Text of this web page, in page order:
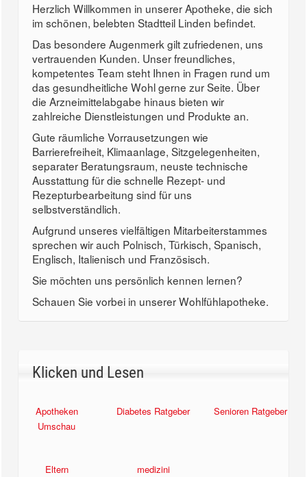
Herzlich Willkommen in unserer Apotheke, die sich
im schönen, belebten Stadtteil Linden befindet.
Das besondere Augenmerk gilt zufriedenen, uns
vertrauenden Kunden. Unser freundliches,
kompetentes Team steht Ihnen in Fragen rund um
das gesundheitliche Wohl gerne zur Seite. Über
die Arzneimittelabgabe hinaus bieten wir
zahlreiche Dienstleistungen und Produkte an.
Gute räumliche Vorrausetzungen wie
Barrierefreiheit, Klimaanlage, Sitzgelegenheiten,
separater Beratungsraum, neuste technische
Ausstattung für die schnelle Rezept- und
Rezepturbearbeitung sind für uns
selbstverständlich.
Aufgrund unseres vielfältigen Mitarbeiterstammes
sprechen wir auch Polnisch, Türkisch, Spanisch,
Englisch, Italienisch und Französisch.
Sie möchten uns persönlich kennen lernen?
Schauen Sie vorbei in unserer Wohlfühlapotheke.
Klicken und Lesen
Apotheken
Umschau
Diabetes Ratgeber Senioren Ratgeber
Eltern medizini